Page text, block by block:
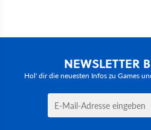
NEWSLETTER
Hol' dir die neuesten Infos zu Games